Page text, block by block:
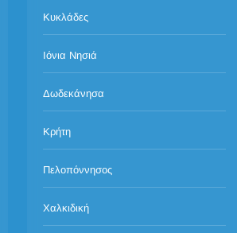
Κυκλάδες
Ιόνια Νησιά
Δωδεκάνησα
Κρήτη
Πελοπόννησος
Χαλκιδική